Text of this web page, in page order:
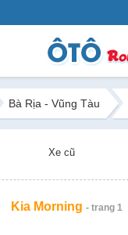
Bà Rịa - Vũng Tàu
Xe cũ
Kia Morning - trang 1